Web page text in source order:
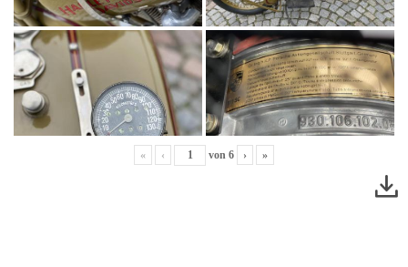
« ‹ von 6 › »